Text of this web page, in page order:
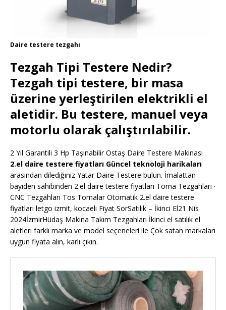
Daire testere tezgahı
Tezgah Tipi Testere Nedir?
Tezgah tipi testere, bir masa
üzerine yerleştirilen elektrikli el
aletidir. Bu testere, manuel veya
motorlu olarak çalıştırılabilir.
2 Yıl Garantili 3 Hp Taşınabilir Ostaş Daire Testere Makinası
2.el daire testere fiyatları Güncel teknoloji harikaları
arasından dilediğiniz Yatar Daire Testere bulun. İmalattan
bayiden sahibinden 2.el daire testere fiyatları Torna Tezgahları ·
CNC Tezgahları Tos Tornalar Otomatik 2.el daire testere
fiyatları letgo izmit, kocaeli Fiyat SorSatılık – İkinci El21 Nis
2024İzmirHüdaş Makina Takım Tezgahları İkinci el satılık el
aletleri farklı marka ve model seçeneleri ile Çok satan markaları
uygun fiyata alın, karlı çıkın.